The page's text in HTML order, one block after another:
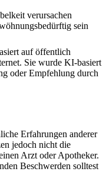
verursachen
sein
auf öffentlich
Sie wurde KI-basiert
oder Empfehlung durch
Erfahrungen anderer
jedoch nicht die
Arzt oder Apotheker.
Beschwerden solltest